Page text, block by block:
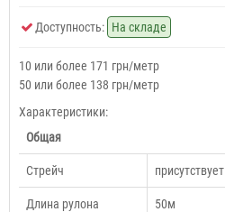
Доступность: На складе
10 или более 171 грн/метр
50 или более 138 грн/метр
Характеристики:
Общая
Cтрейч присутствует
Длина рулона 50м